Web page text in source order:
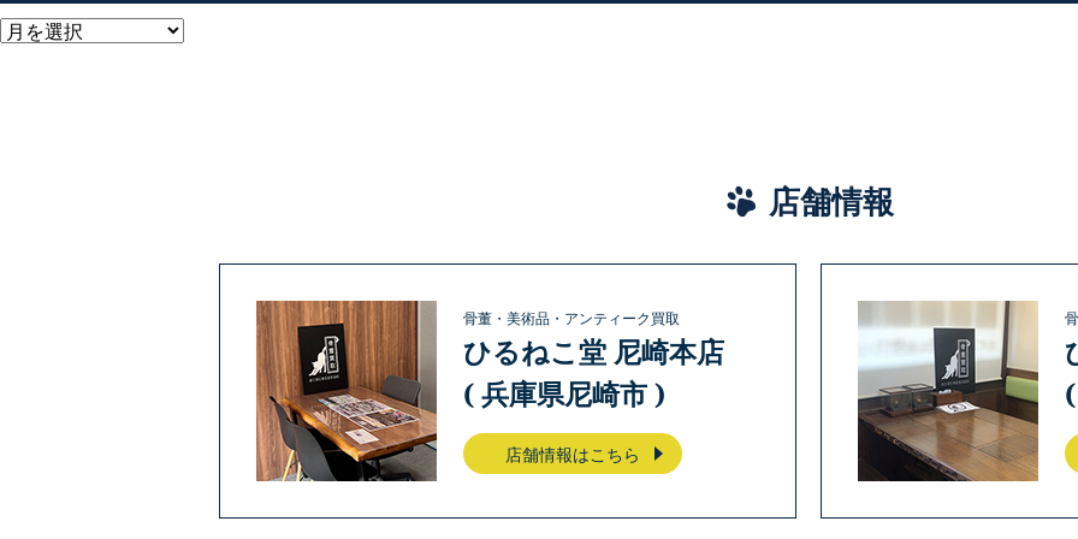
店舗情報
骨董・美術品・アンティーク買取
ひるねこ堂 尼崎本店
( 兵庫県尼崎市 )
店舗情報はこちら